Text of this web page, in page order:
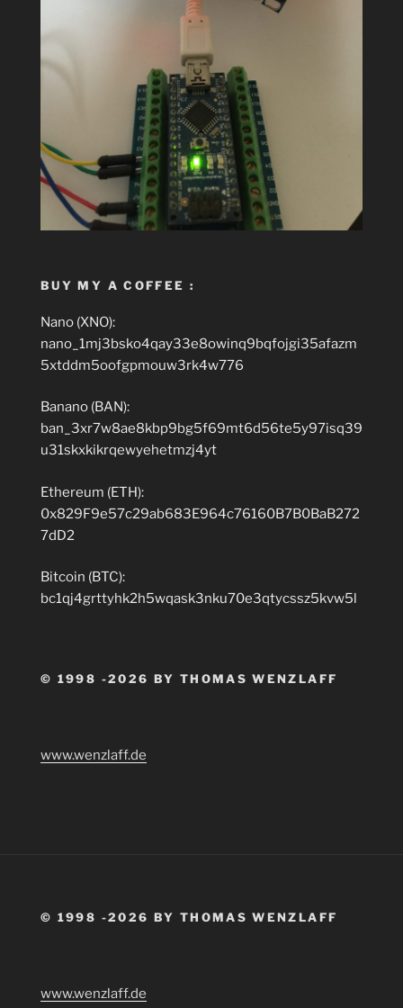
BUY MY A COFFEE :
Nano (XNO):
nano_1mj3bsko4qay33e8owinq9bqfojgi35afazm
5xtddm5oofgpmouw3rk4w776
Banano (BAN):
ban_3xr7w8ae8kbp9bg5f69mt6d56te5y97isq39
u31skxkikrqewyehetmzj4yt
Ethereum (ETH):
0x829F9e57c29ab683E964c76160B7B0BaB272
7dD2
Bitcoin (BTC):
bc1qj4grttyhk2h5wqask3nku70e3qtycssz5kvw5l
© 1998 -2026 BY THOMAS WENZLAFF
www.wenzlaff.de
© 1998 -2026 BY THOMAS WENZLAFF
www.wenzlaff.de